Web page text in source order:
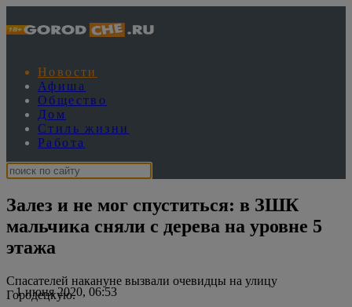
Новости
Афиша
Общество
Дом
Стиль жизни
Работа
Залез и не мог спуститься: в ЗШК
мальчика сняли с дерева на уровне 5
этажа
1 июня 2020, 06:53
Спасателей накануне вызвали очевидцы на улицу
Городецкую.